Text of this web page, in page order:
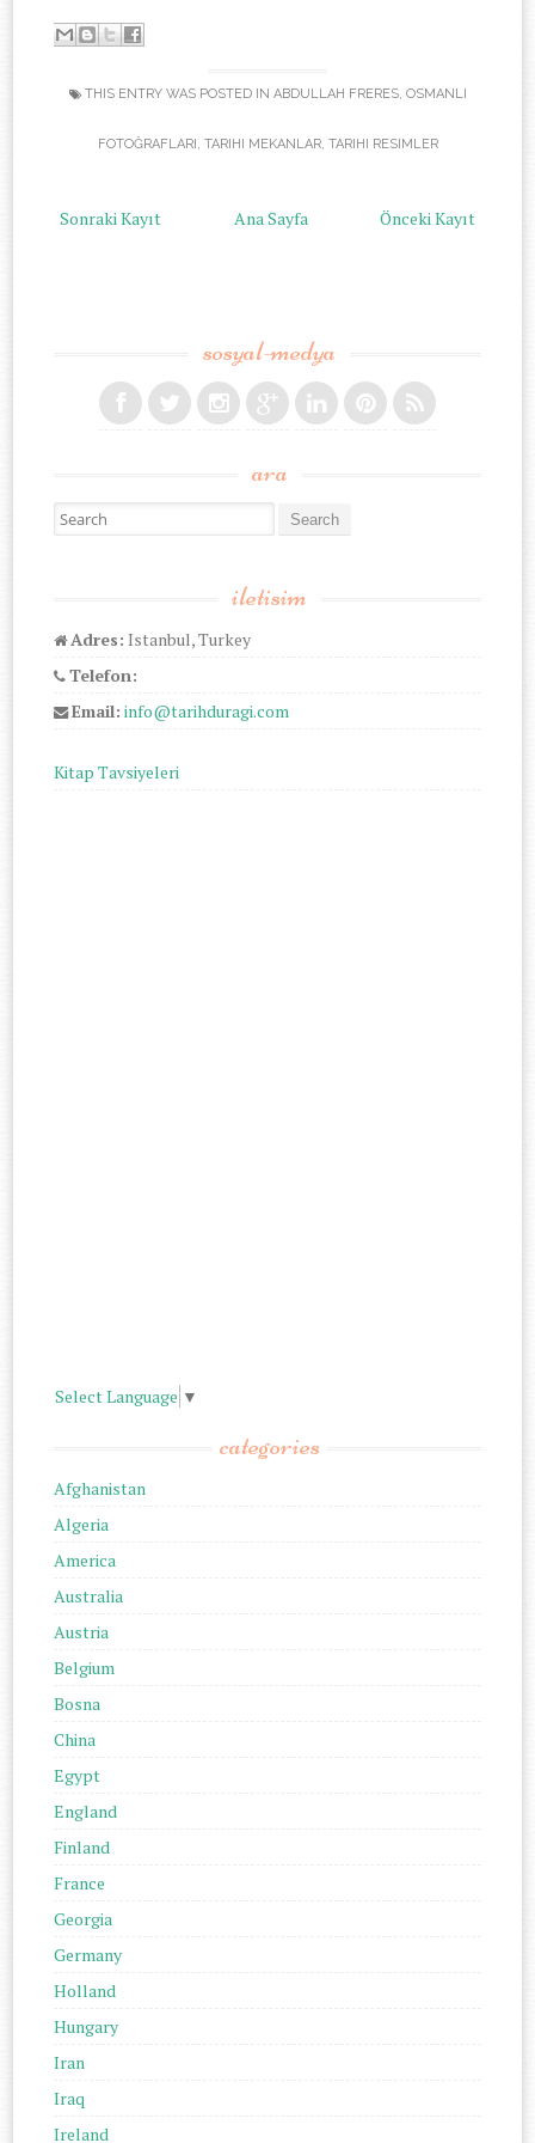
THIS ENTRY WAS POSTED IN ABDULLAH FRERES, OSMANLI
FOTOĞRAFLARI, TARIHI MEKANLAR, TARIHI RESIMLER
Sonraki Kayıt Önceki Kayıt
Ana Sayfa
sosyal-medya
ara
Search for:
iletisim
Adres: Istanbul, Turkey
Telefon:
Email: info@tarihduragi.com
Kitap Tavsiyeleri
Select Language ▼
categories
Afghanistan
Algeria
America
Australia
Austria
Belgium
Bosna
China
Egypt
England
Finland
France
Georgia
Germany
Holland
Hungary
Iran
Iraq
Ireland